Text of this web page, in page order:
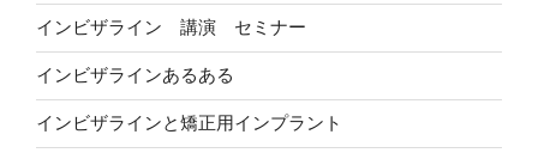
インビザライン 講演 セミナー
インビザラインあるある
インビザラインと矯正用インプラント